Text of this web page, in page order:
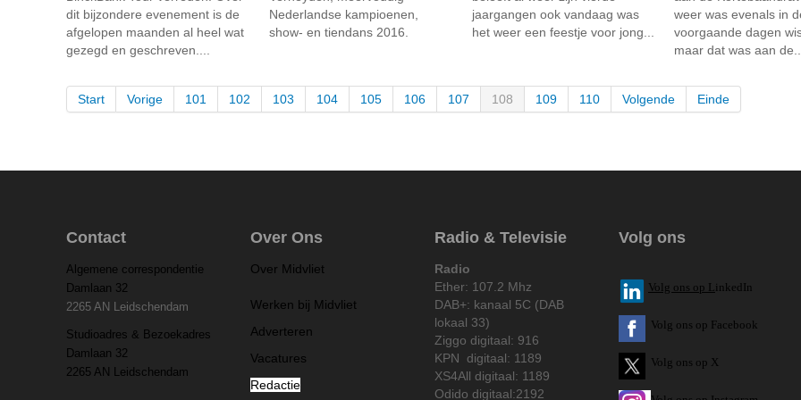
dit bijzondere evenement is de
afgelopen maanden al heel wat
gezegd en geschreven....
Nederlandse kampioenen,
show- en tiendans 2016.
jaargangen ook vandaag was
het weer een feestje voor jong...
weer was evenals in
voorgaande dagen
maar dat was aan de...
Start Vorige 101 102 103 104 105 106 107 108 109 110 Volgende Einde
Contact
Algemene correspondentie
Damlaan 32
2265 AN Leidschendam
Studioadres & Bezoekadres
Damlaan 32
2265 AN Leidschendam
Over Ons
Over Midvliet
Werken bij Midvliet
Adverteren
Vacatures
Redactie
Radio & Televisie
Radio
Ether: 107.2 Mhz
DAB+: kanaal 5C (DAB
lokaal 33)
Ziggo digitaal: 916
KPN digitaal: 1189
XS4All digitaal: 1189
Odido digitaal:2192
Volg ons
Volg ons op L inkedIn
Volg ons op Facebook
Volg ons op X